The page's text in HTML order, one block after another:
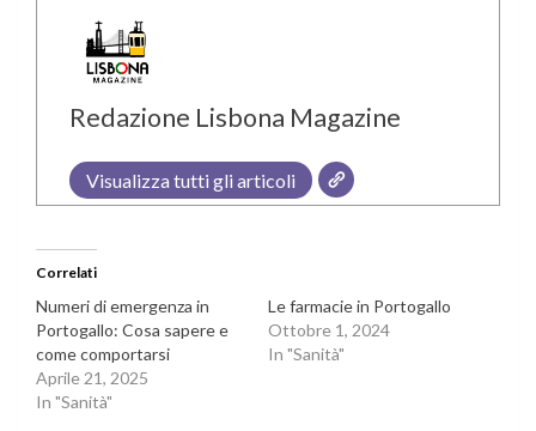
Redazione Lisbona Magazine
Visualizza tutti gli articoli
Correlati
Numeri di emergenza in
Portogallo: Cosa sapere e
come comportarsi
Aprile 21, 2025
In "Sanità"
Le farmacie in Portogallo
Ottobre 1, 2024
In "Sanità"